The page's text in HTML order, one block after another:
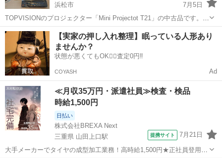
浜松市
7月5日
TOPVISIONのプロジェクター「Mini Projectot T21」の中古品です。
・写真に写っているもので全てです。 ・現品を自宅近くの指定の場所
に取りに来ていただける方限定でお願いします。 近場でしたら配達...
静岡 浜松市 プロジェクター、ホームシアター Mini
【実家の押し入れ整理】眠っている人形あり
ませんか？
状態が悪くてもOK🙆‍♀️査定0円‼️
COYASH Ad
≪月収35万円・派遣社員≫検査・検品
時給1,500円
日払い
株式会社BREXA Next
三重県 山田上口駅
提携サイト 7月21日
大手メーカーでタイヤの成型加工業務！高時給1,500円★正社員登用制